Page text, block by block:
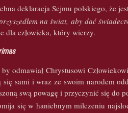
deklaracja Sejmu polskiego, że
na świat, aby dać
dla człowieka, który wierzy.
by odmawiał Chrystusowi
sami i wraz ze swoim narodem
swą powagę i przyczynić się do
się w haniebnym milczeniu